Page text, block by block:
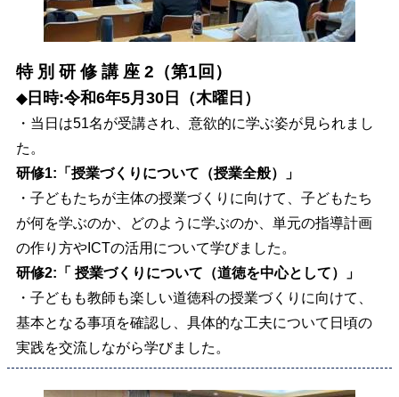
特 別 研 修 講 座 2（第1回）
◆日時:令和6年5月30日（木曜日）
・当日は51名が受講され、意欲的に学ぶ姿が見られまし
た。
研修1:「授業づくりについて（授業全般）」
・子どもたちが主体の授業づくりに向けて、子どもたち
が何を学ぶのか、どのように学ぶのか、単元の指導計画
の作り方やICTの活用について学びました。
研修2:「 授業づくりについて（道徳を中心として）」
・子どもも教師も楽しい道徳科の授業づくりに向けて、
基本となる事項を確認し、具体的な工夫について日頃の
実践を交流しながら学びました。